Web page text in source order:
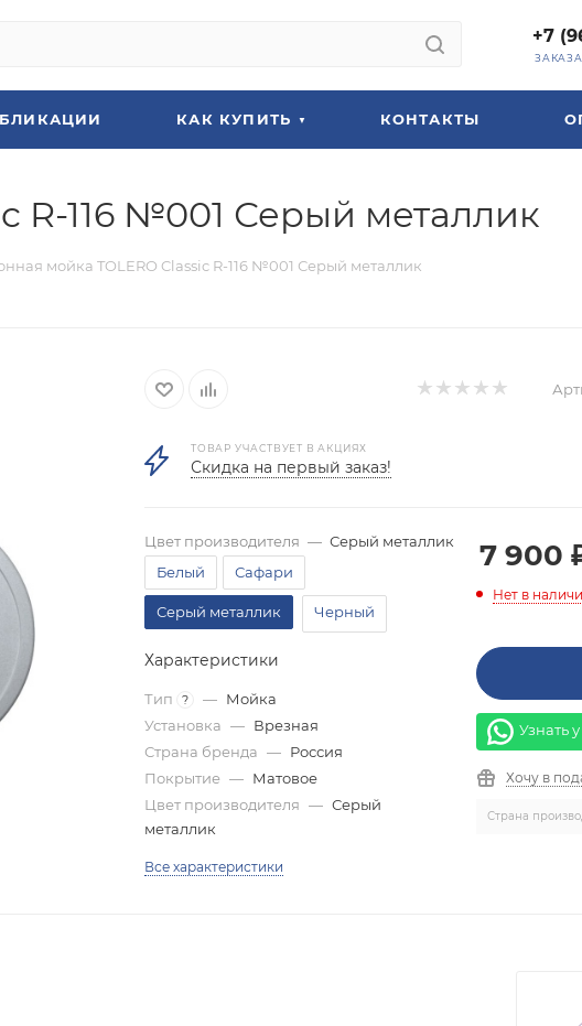
+7
КАК КУПИТЬ КОНТАКТЫ
R-116 №001 Серый металлик
мойка TOLERO Classic R-116 №001 Серый металлик
ТОВАР УЧАСТВУЕТ В АКЦИЯХ
Скидка на первый заказ!
Цвет производителя — Серый металлик
Белый
Сафари
Серый металлик Черный
Характеристики
Тип ? — Мойка
Установка — Врезная
Страна бренда — Россия
Покрытие — Матовое
Цвет производителя — Серый
металлик
Все характеристики
7 900
Нет в
Узнать
Хочу в
Страна